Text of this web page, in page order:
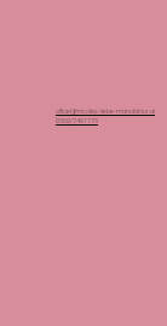
office@nicoles-liebe-manufaktur.at
0650/7401776